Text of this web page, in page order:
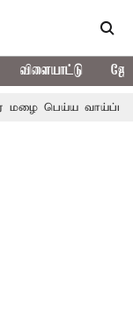
விளையாட்டு
வாய்ப்பு